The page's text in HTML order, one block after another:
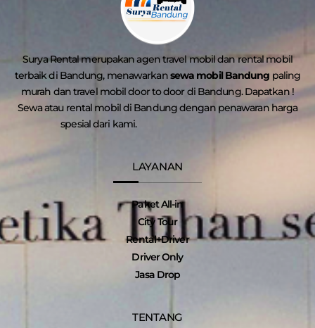
Surya Rental merupakan agen travel mobil dan rental mobil
terbaik di Bandung, menawarkansewa mobil Bandung paling
murah dan travel mobil door to door di Bandung. Dapatkan !
Sewa atau rental mobil di Bandung dengan penawaran harga
spesial dari kami.
LAYANAN
Paket All-in
City Tour
Rental+Driver
Driver Only
Jasa Drop
TENTANG